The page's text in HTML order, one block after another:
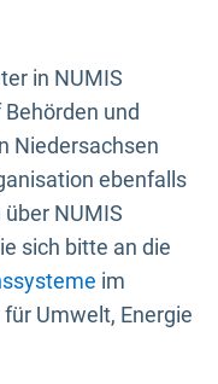
in NUMIS
und
Niedersachsen
ebenfalls
NUMIS
sich bitte an die
im
Umwelt, Energie